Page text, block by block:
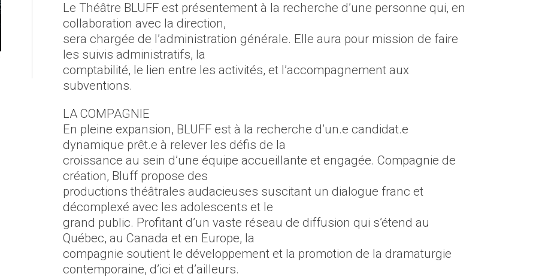
Le Théâtre BLUFF est présentement à la recherche d’une personne qui, en
collaboration avec la direction,
sera chargée de l’administration générale. Elle aura pour mission de faire
les suivis administratifs, la
comptabilité, le lien entre les activités, et l’accompagnement aux
subventions.
LA COMPAGNIE
En pleine expansion, BLUFF est à la recherche d’un.e candidat.e
dynamique prêt.e à relever les défis de la
croissance au sein d’une équipe accueillante et engagée. Compagnie de
création, Bluff propose des
productions théâtrales audacieuses suscitant un dialogue franc et
décomplexé avec les adolescents et le
grand public. Profitant d’un vaste réseau de diffusion qui s’étend au
Québec, au Canada et en Europe, la
compagnie soutient le développement et la promotion de la dramaturgie
contemporaine, d’ici et d’ailleurs.